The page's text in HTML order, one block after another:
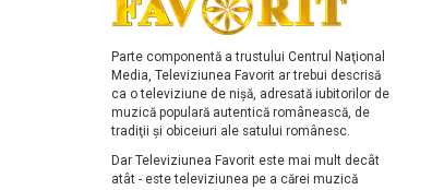
Parte componentă a trustului Centrul Naţional
Media, Televiziunea Favorit ar trebui descrisă
ca o televiziune de nişă, adresată iubitorilor de
muzică populară autentică românească, de
tradiţii şi obiceiuri ale satului românesc.
Dar Televiziunea Favorit este mai mult decât
atât - este televiziunea pe a cărei muzică